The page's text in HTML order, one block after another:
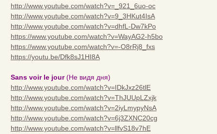
http://www.youtube.com/watch?v=_921_6uo-oc
http://www.youtube.com/watch?v=9_3HKut4IsA
http://www.youtube.com/watch?v=dhfL-Dw7kPo
https://www.youtube.com/watch?v=WayAG2-h5bo
https://www.youtube.com/watch?v=-O8rRj8_fxs
https://youtu.be/Dfk8sJ1HI8A
Sans voir le jour (Не видя дня)
http://www.youtube.com/watch?v=IDkJxz26tlE
http://www.youtube.com/watch?v=ThJUUpLZxjk
http://www.youtube.com/watch?v=2iyLmypyNsA
http://www.youtube.com/watch?v=6j3ZXNC20cg
http://www.youtube.com/watch?v=llfvS18v7hE